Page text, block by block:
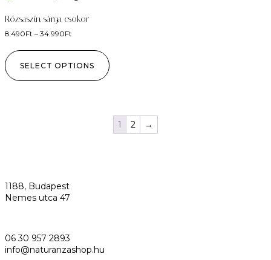
Rózsaszín, sárga csokor
8.490Ft – 34.990Ft
SELECT OPTIONS
1 2 →
1188, Budapest
Nemes utca 47
06 30 957 2893
info@naturanzashop.hu